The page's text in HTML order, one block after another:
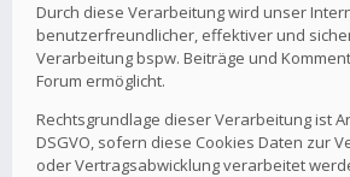
Durch diese Verarbeitung wird unser
benutzerfreundlicher, effektiver und
Verarbeitung bspw. Beiträge und
Forum ermöglicht.
Rechtsgrundlage dieser Verarbeitung ist
DSGVO, sofern diese Cookies Daten zur
oder Vertragsabwicklung verarbeitet